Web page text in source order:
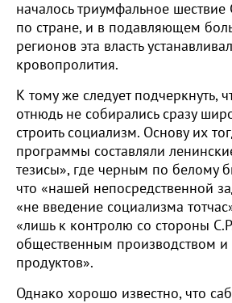
началось триумфальное шествие
по стране, и в подавляющем
регионов эта власть
кровопролития.
К тому же следует подчеркнуть,
отнюдь не собирались сразу
строить социализм. Основу их
программы составляли
тезисы», где черным по белому
что «нашей непосредственной
«не введение социализма
«лишь к контролю со стороны
общественным производством и
продуктов».
Однако хорошо известно, что